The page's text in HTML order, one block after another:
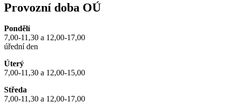
Provozní doba OÚ
Pondělí
7,00-11,30 a 12,00-17,00
úřední den
Úterý
7,00-11,30 a 12,00-15,00
Středa
7,00-11,30 a 12,00-17,00